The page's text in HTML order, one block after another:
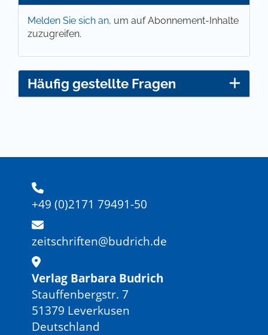
Melden Sie sich an, um auf Abonnement-Inhalte
zuzugreifen.
Häufig gestellte Fragen
+49 (0)2171 79491-50
zeitschriften@budrich.de
Verlag Barbara Budrich
Stauffenbergstr. 7
51379 Leverkusen
Deutschland